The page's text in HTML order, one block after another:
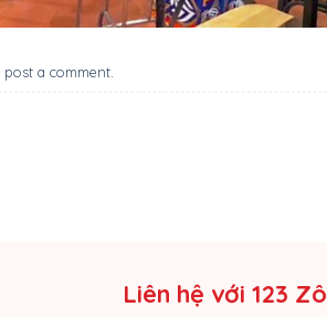
post a comment.
Liên hệ với 123 Zô